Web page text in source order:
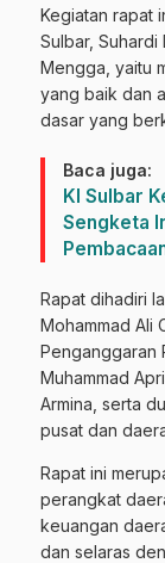
Kegiatan rapat
Sulbar, Suhardi
Mengga, yaitu
yang baik dan
dasar yang
Baca juga:
KI Sulbar
Sengketa
Rapat dihadiri
Mohammad Ali
Penganggaran
Muhammad
Armina, serta
pusat dan
Rapat ini
perangkat
keuangan
dan selaras